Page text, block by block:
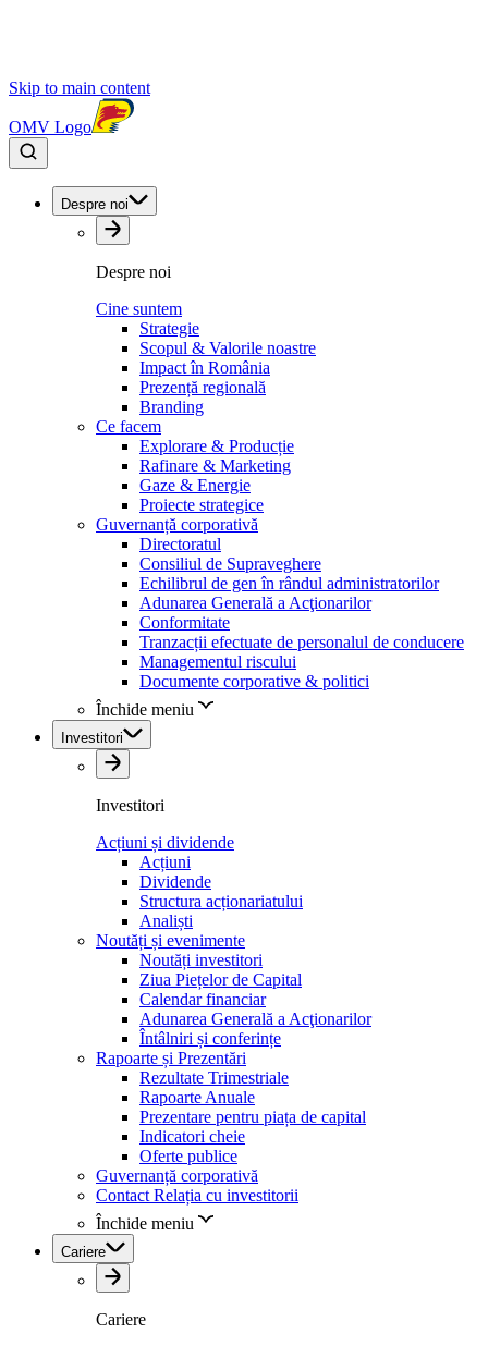
Skip to main content
OMV Logo
Despre noi
Despre noi
Cine suntem
Strategie
Scopul & Valorile noastre
Impact în România
Prezență regională
Branding
Ce facem
Explorare & Producție
Rafinare & Marketing
Gaze & Energie
Proiecte strategice
Guvernanță corporativă
Directoratul
Consiliul de Supraveghere
Echilibrul de gen în rândul administratorilor
Adunarea Generală a Acţionarilor
Conformitate
Tranzacții efectuate de personalul de conducere
Managementul riscului
Documente corporative & politici
Închide meniu
Investitori
Investitori
Acțiuni și dividende
Acțiuni
Dividende
Structura acționariatului
Analiști
Noutăți și evenimente
Noutăți investitori
Ziua Piețelor de Capital
Calendar financiar
Adunarea Generală a Acţionarilor
Întâlniri și conferințe
Rapoarte și Prezentări
Rezultate Trimestriale
Rapoarte Anuale
Prezentare pentru piața de capital
Indicatori cheie
Oferte publice
Guvernanță corporativă
Contact Relația cu investitorii
Închide meniu
Cariere
Cariere